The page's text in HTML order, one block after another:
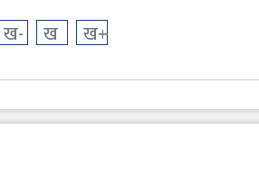
ख- ख ख+